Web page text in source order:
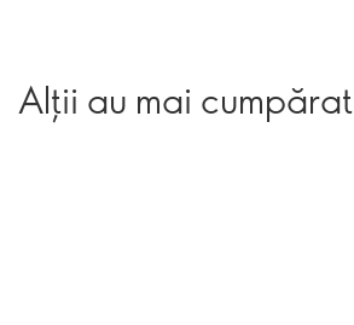
Alții au mai cumpărat